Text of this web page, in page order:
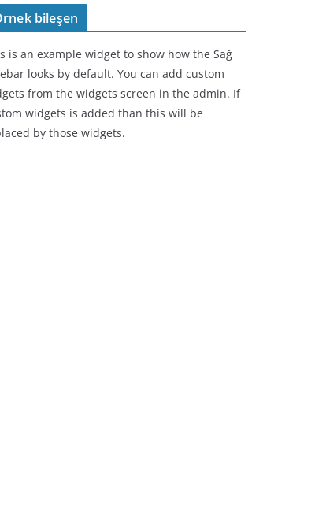
bileşen
is an example widget to show how the Sağ
looks by default. You can add custom
from the widgets screen in the admin. If
widgets is added than this will be
by those widgets.